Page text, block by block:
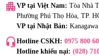
apartment VP tại Việt Nam: Tòa Nhà
Phường Phú Thọ Hòa, TP.
VP tại Nhật Bản:
headset_mic Hotline CSKH: 0975 800
Hotline khiếu nại: (028)